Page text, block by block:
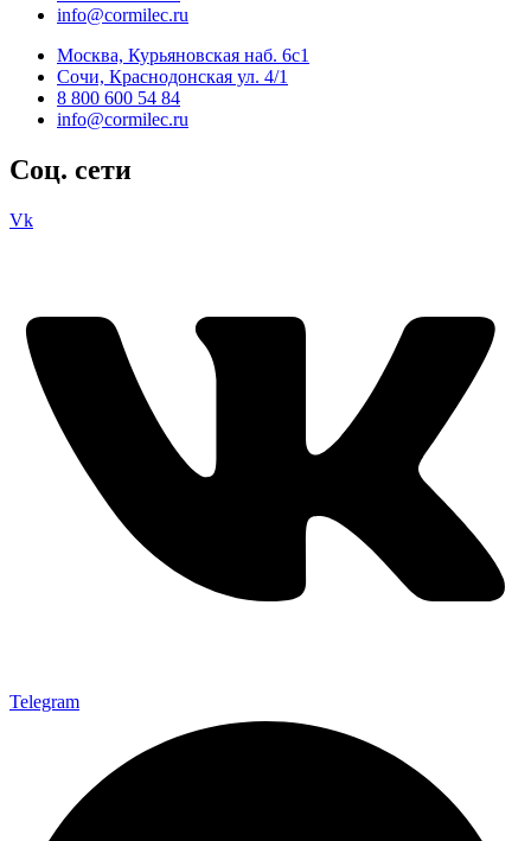
info@cormilec.ru
Москва, Курьяновская наб. 6с1
Сочи, Краснодонская ул. 4/1
8 800 600 54 84
info@cormilec.ru
Соц. сети
Vk
Telegram